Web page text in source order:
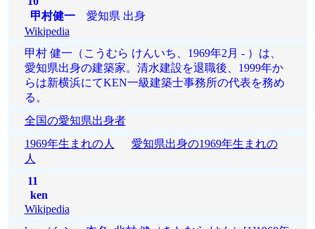
甲村健一愛知県 出身
Wikipedia
甲村 健一（こうむら けんいち、1969年2月 - ）は、
愛知県出身の建築家。清水建設を退職後、1999年か
らは新横浜にてKEN一級建築士事務所の代表を務め
る。
全国の愛知県出身者
1969年生まれの人
愛知県出身の1969年生まれの
人
11
ken
Wikipedia